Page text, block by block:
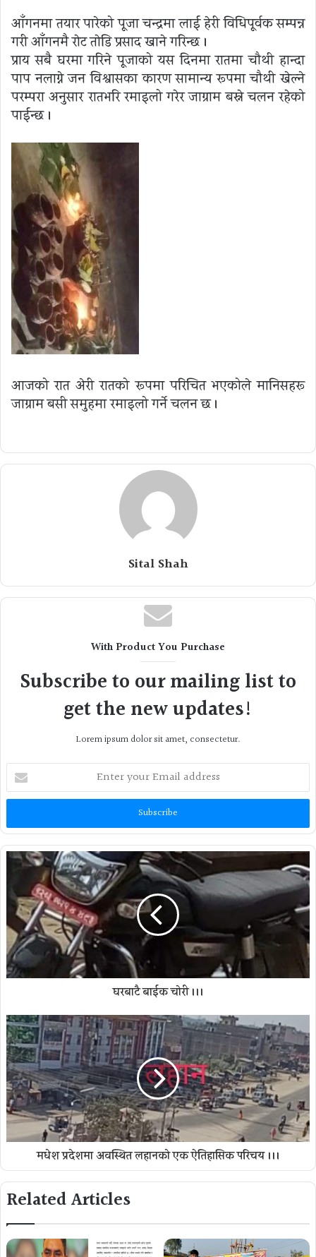
आँगनमा तयार पारेको पूजा चन्द्रमा लाई हेरी विधिपूर्वक सम्पन्न
गरी आँगनमै राेट ताेडि प्रसाद खाने गरिन्छ ।
प्राय सबै घरमा गरिने पूजाको यस दिनमा रातमा चौथी हान्दा
पाप नलाग्ने जन विश्वासका कारण सामान्य रूपमा चौथी खेल्ने
परम्परा अनुसार रातभरि रमाइलो गरेर जाग्राम बस्ने चलन रहेको
पाईन्छ ।
आजको रात अन्धेरी रातको रूपमा परिचित भएकोले मानिसहरू
जाग्राम बसी समुहमा रमाइलो गर्ने चलन छ ।
Sital Shah
With Product You Purchase
Subscribe to our mailing list to
get the new updates!
Lorem ipsum dolor sit amet, consectetur.
Enter
your
Email
घरबाटै बाईक चोरी ।।।
मधेश प्रदेशमा अवस्थित लहानको एक ऐतिहासिक परिचय ।।।
Related Articles